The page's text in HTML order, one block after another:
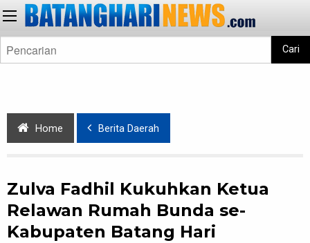
Cari
Home Berita Daerah
Zulva Fadhil Kukuhkan Ketua
Relawan Rumah Bunda se-
Kabupaten Batang Hari